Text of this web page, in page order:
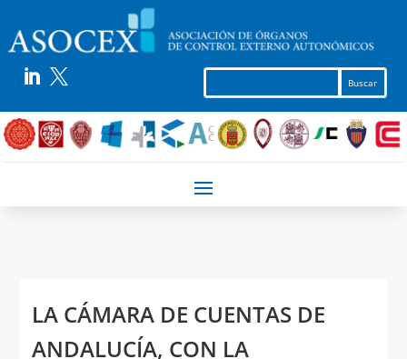
 
LA CÁMARA DE CUENTAS DE
ANDALUCÍA, CON LA